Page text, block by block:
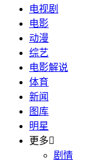
电视剧
电影
动漫
综艺
电影解说
体育
新闻
图库
明星
更多
剧情